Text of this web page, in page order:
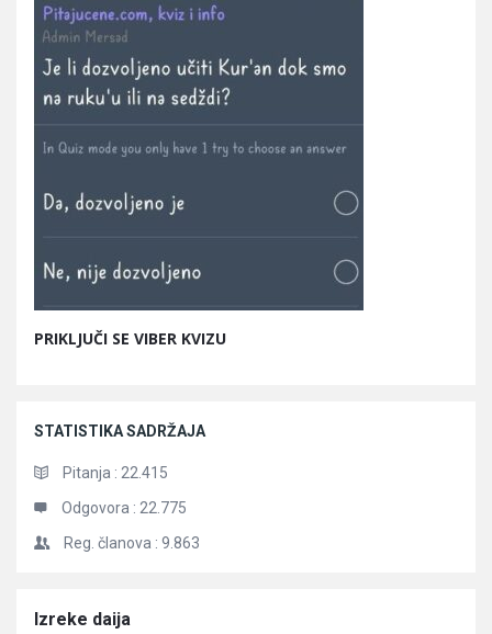
PRIKLJUČI SE VIBER KVIZU
STATISTIKA SADRŽAJA
Pitanja : 22.415
Odgovora : 22.775
Reg. članova : 9.863
Članci
Izreke daija